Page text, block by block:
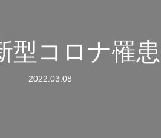
型コロナ罹
2022.03.08